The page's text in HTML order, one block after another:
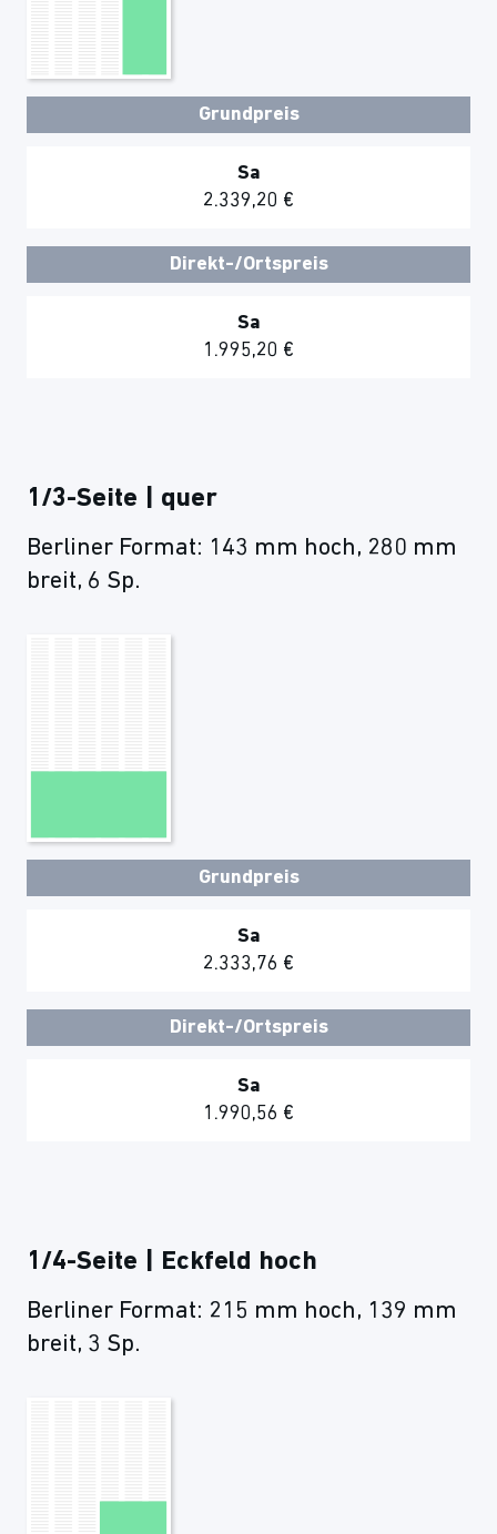
Grundpreis
Sa
2.339,20 €
Direkt-/Ortspreis
Sa
1.995,20 €
1/3-Seite | quer
Berliner Format: 143 mm hoch, 280 mm
breit, 6 Sp.
Grundpreis
Sa
2.333,76 €
Direkt-/Ortspreis
Sa
1.990,56 €
1/4-Seite | Eckfeld hoch
Berliner Format: 215 mm hoch, 139 mm
breit, 3 Sp.